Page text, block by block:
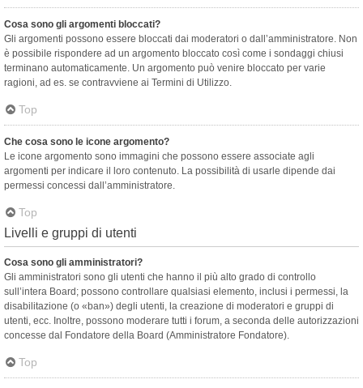
Cosa sono gli argomenti bloccati?
Gli argomenti possono essere bloccati dai moderatori o dall’amministratore. Non
è possibile rispondere ad un argomento bloccato così come i sondaggi chiusi
terminano automaticamente. Un argomento può venire bloccato per varie
ragioni, ad es. se contravviene ai Termini di Utilizzo.
Top
Che cosa sono le icone argomento?
Le icone argomento sono immagini che possono essere associate agli
argomenti per indicare il loro contenuto. La possibilità di usarle dipende dai
permessi concessi dall’amministratore.
Top
Livelli e gruppi di utenti
Cosa sono gli amministratori?
Gli amministratori sono gli utenti che hanno il più alto grado di controllo
sull’intera Board; possono controllare qualsiasi elemento, inclusi i permessi, la
disabilitazione (o «ban») degli utenti, la creazione di moderatori e gruppi di
utenti, ecc. Inoltre, possono moderare tutti i forum, a seconda delle autorizzazioni
concesse dal Fondatore della Board (Amministratore Fondatore).
Top